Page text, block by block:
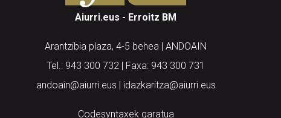
Aiurri.eus - Erroitz BM
Arantzibia plaza, 4-5 behea | ANDOAIN
Tel.: 943 300 732 | Faxa: 943 300 731
andoain@aiurri.eus | idazkaritza@aiurri.eus
Codesyntaxek garatua